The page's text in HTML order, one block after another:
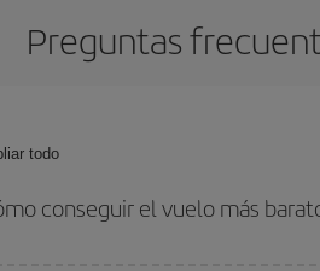
Preguntas
todo
conseguir el vuelo más